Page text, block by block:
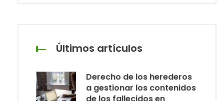
Últimos artículos
Derecho de los herederos
a gestionar los contenidos